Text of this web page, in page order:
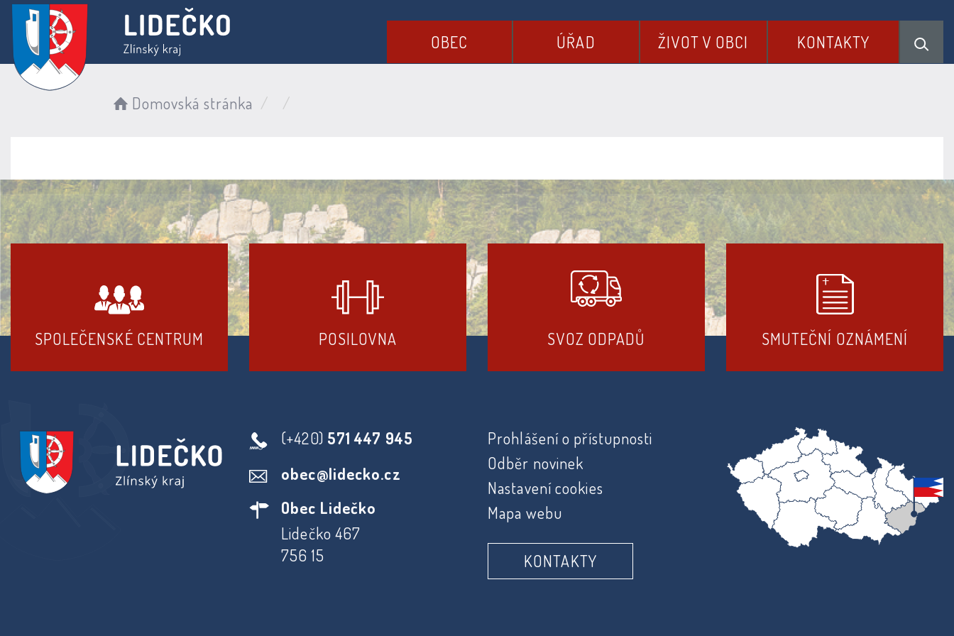
OBEC ÚŘAD ŽIVOT V OBCI KONTAKTY
Domovská stránka
SPOLEČENSKÉ CENTRUM POSILOVNA SVOZ ODPADŮ SMUTEČNÍ OZNÁMENÍ
(+420) 571 447 945
obec@lidecko.cz
Obec Lidečko
Lidečko 467
756 15
Prohlášení o přístupnosti
Odběr novinek
Nastavení cookies
Mapa webu
KONTAKTY